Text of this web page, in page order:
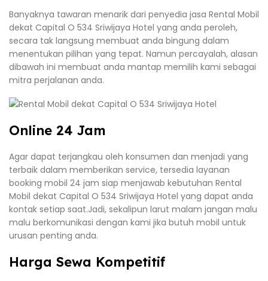
Banyaknya tawaran menarik dari penyedia jasa Rental Mobil
dekat Capital O 534 Sriwijaya Hotel yang anda peroleh,
secara tak langsung membuat anda bingung dalam
menentukan pilihan yang tepat. Namun percayalah, alasan
dibawah ini membuat anda mantap memilih kami sebagai
mitra perjalanan anda.
Online 24 Jam
Agar dapat terjangkau oleh konsumen dan menjadi yang
terbaik dalam memberikan service, tersedia layanan
booking mobil 24 jam siap menjawab kebutuhan Rental
Mobil dekat Capital O 534 Sriwijaya Hotel yang dapat anda
kontak setiap saat.Jadi, sekalipun larut malam jangan malu
malu berkomunikasi dengan kami jika butuh mobil untuk
urusan penting anda.
Harga Sewa Kompetitif